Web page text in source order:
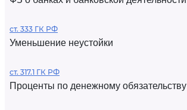
ст. 333 ГК РФ
Уменьшение неустойки
ст. 317.1 ГК РФ
Проценты по денежному обязательству